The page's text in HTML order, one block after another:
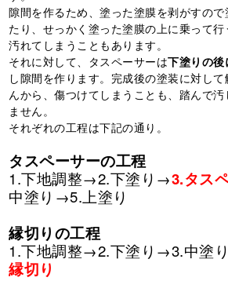
隙間を作るため、塗った塗膜を剥がすの
たり、せっかく塗った塗膜の上に乗って
汚れてしまうこともあります。
それに対して、タスペーサーは下塗りの後
し隙間を作ります。完成後の塗装に対し
んから、傷つけてしまうことも、踏んで
ません。
それぞれの工程は下記の通り。
タスペーサーの工程
1.下地調整→2.下塗り →3.タス
中塗り →5.上塗り
縁切りの工程
1.下地調整→2.下塗り →3.中塗り
縁切り